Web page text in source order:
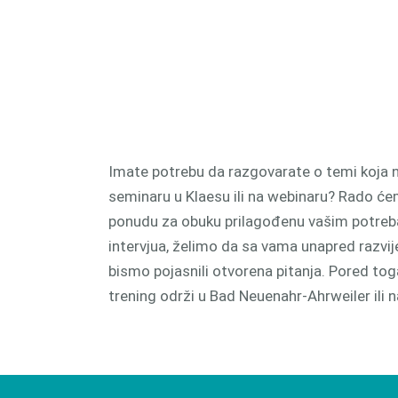
Imate potrebu da razgovarate o temi koja
seminaru u Klaesu ili na webinaru? Rado
ponudu za obuku prilagođenu vašim
intervjua, želimo da sa vama unapred
bismo pojasnili otvorena pitanja. Pored
trening održi u Bad Neuenahr-Ahrweiler ili